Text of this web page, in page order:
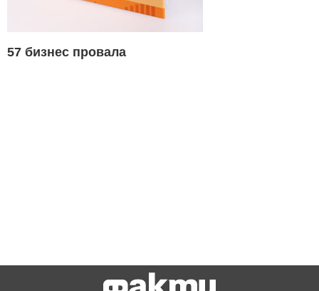
57 бизнес провала